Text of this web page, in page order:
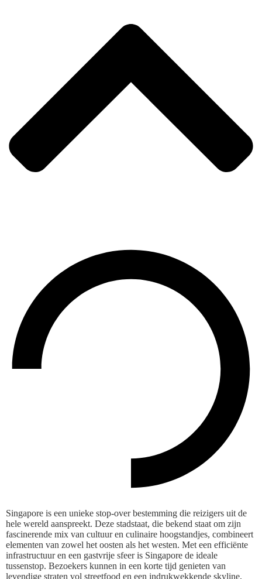
Singapore is een unieke stop-over bestemming die reizigers uit de
hele wereld aanspreekt. Deze stadstaat, die bekend staat om zijn
fascinerende mix van cultuur en culinaire hoogstandjes, combineert
elementen van zowel het oosten als het westen. Met een efficiënte
infrastructuur en een gastvrije sfeer is Singapore de ideale
tussenstop. Bezoekers kunnen in een korte tijd genieten van
levendige straten vol streetfood en een indrukwekkende skyline,